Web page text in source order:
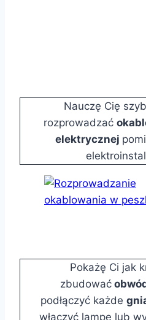
Nauczę Cię
rozprowadzać
elektrycznej
Pokażę Ci jak
zbudować
podłączyć każde
włączyć lampę lub